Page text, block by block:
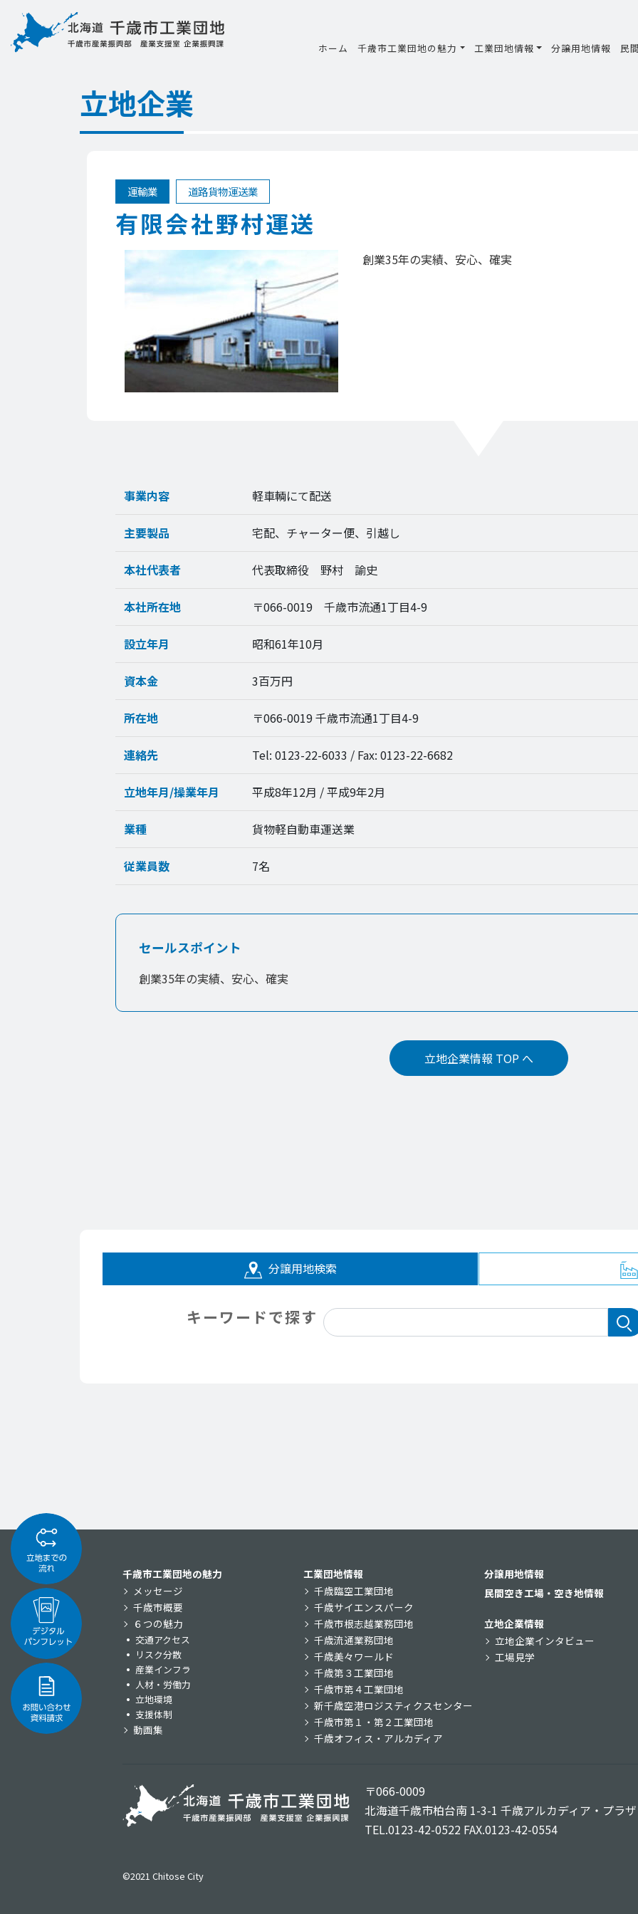
ホーム 千歳市工業団地の魅力 工業団地情報 分譲用地情報 民
立地企業
運輸業 道路貨物運送業
有限会社野村運送
創業35年の実績、安心、確実
事業内容 軽車輌にて配送
主要製品 宅配、チャーター便、引越し
本社代表者 代表取締役 野村 諭史
本社所在地 〒066-0019 千歳市流通1丁目4-9
設立年月 昭和61年10月
資本金 3百万円
所在地 〒066-0019 千歳市流通1丁目4-9
連絡先 Tel: 0123-22-6033 / Fax: 0123-22-6682
立地年月/操業年月 平成8年12月 / 平成9年2月
業種 貨物軽自動車運送業
従業員数 7名
セールスポイント
創業35年の実績、安心、確実
立地企業情報 TOP へ
分譲用地検索
キーワードで探す
千歳市工業団地の魅力
メッセージ
千歳市概要
６つの魅力
交通アクセス
リスク分散
産業インフラ
人材・労働力
立地環境
支援体制
動画集
工業団地情報
千歳臨空工業団地
千歳サイエンスパーク
千歳市根志越業務団地
千歳流通業務団地
千歳美々ワールド
千歳第３工業団地
千歳市第４工業団地
新千歳空港ロジスティクスセンター
千歳市第１・第２工業団地
千歳オフィス・アルカディア
分譲用地情報
民間空き工場・空き地情報
立地企業情報
立地企業インタビュー
工場見学
〒066-0009
北海道千歳市柏台南 1-3-1 千歳アルカディア・プラ
TEL.0123-42-0522 FAX.0123-42-0554
©2021 Chitose City